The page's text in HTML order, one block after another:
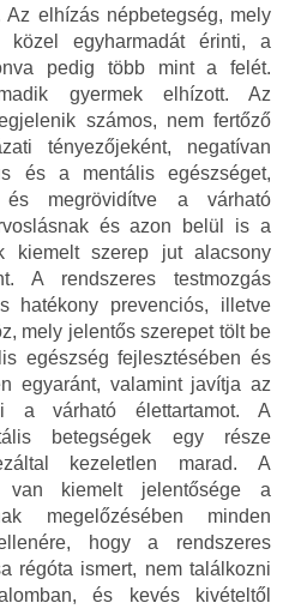
Az elhízás népbetegség, mely
egyharmadát érinti, a
pedig több mint a felét.
gyermek elhízott. Az
számos, nem fertőző
tényezőjeként, negatívan
és a mentális egészséget,
megrövidítve a várható
és azon belül is a
kiemelt szerep jut alacsony
A rendszeres testmozgás
hatékony prevenciós, illetve
mely jelentős szerepet tölt be
egészség fejlesztésében és
egyaránt, valamint javítja az
a várható élettartamot. A
betegségek egy része
kezeletlen marad. A
van kiemelt jelentősége a
megelőzésében minden
hogy a rendszeres
régóta ismert, nem találkozni
és kevés kivételtől